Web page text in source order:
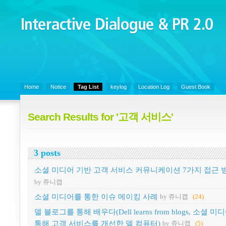
Interactive Dialogue &
PR 2.0
Home Notice Tag List keylog Location Log Guest Book
Search Results for '고객 서비스'
3 posts
소셜 미디어 기반 고객 서비스 커뮤니케이션 7가지 접근
by 쥬니캡
소셜 미디어를 통한 이슈 메이킹 사례 by 쥬니캡 (24)
델 블로그를 통해 배우다(Dell learns from blogs, 소셜 미
통해 고객 서비스를 개선한 델 컴퓨터) by 쥬니캡 (5)